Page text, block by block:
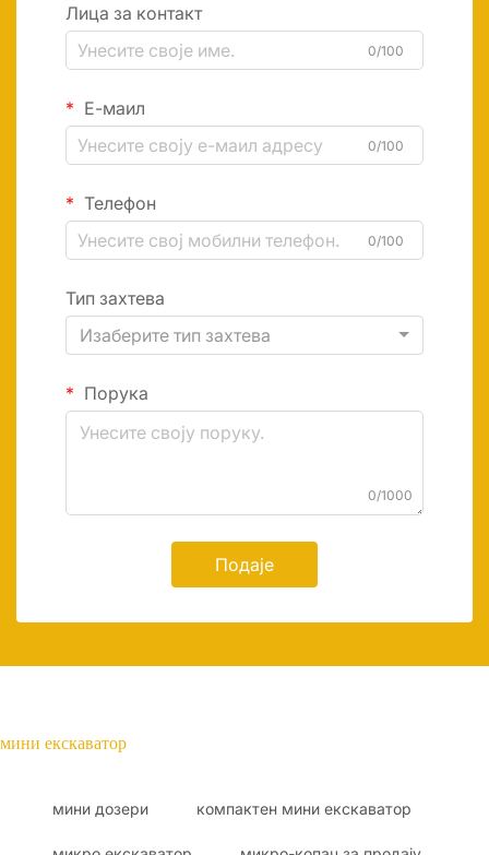
Лица за контакт
0/100
Е-маил
0/100
Телефон
0/100
Тип захтева
Изаберите тип захтева
Порука
0/1000
Подаје
мини екскаватор
мини дозери компактен мини екскаватор